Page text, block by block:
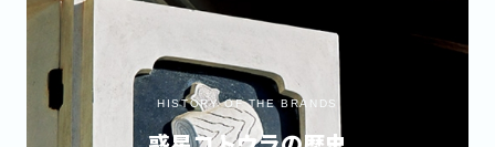
HISTORY OF THE BRANDS